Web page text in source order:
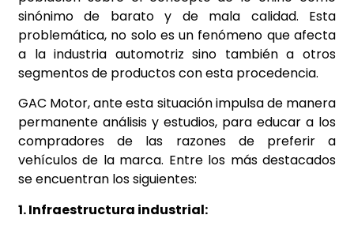
sinónimo de barato y de mala calidad. Esta
problemática, no solo es un fenómeno que afecta
a la industria automotriz sino también a otros
segmentos de productos con esta procedencia.
GAC Motor, ante esta situación impulsa de manera
permanente análisis y estudios, para educar a los
compradores de las razones de preferir a
vehículos de la marca. Entre los más destacados
se encuentran los siguientes:
1. Infraestructura industrial: